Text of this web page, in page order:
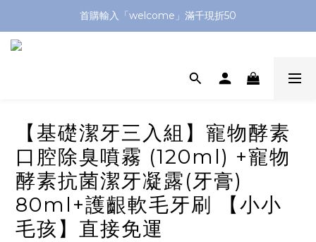
全館滿1299送平頭牙刷🪥滿2299送購物金$200
首購輸入「welcome」滿千現折50
全館滿1299送平頭牙刷🪥滿2299送購物金$200
【基礎潔牙三入組】寵物酵素
口腔除臭噴霧 (120ml) +寵物
酵素抗菌潔牙凝露(牙膏)
80ml+護齦軟毛牙刷 【小小
毛孩】直接免運